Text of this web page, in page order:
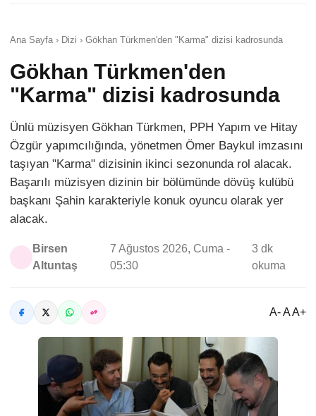
Ana Sayfa › Dizi › Gökhan Türkmen'den "Karma" dizisi kadrosunda
Gökhan Türkmen'den
"Karma" dizisi kadrosunda
Ünlü müzisyen Gökhan Türkmen, PPH Yapım ve Hitay
Özgür yapımcılığında, yönetmen Ömer Baykul imzasını
taşıyan "Karma" dizisinin ikinci sezonunda rol alacak.
Başarılı müzisyen dizinin bir bölümünde dövüş kulübü
başkanı Şahin karakteriyle konuk oyuncu olarak yer
alacak.
Birsen
Altuntaş
7 Ağustos 2026, Cuma -
05:30
3 dk
okuma
A- A A+